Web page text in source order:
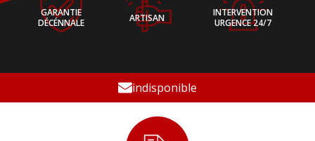
GARANTIE
DÉCÉNNALE
ARTISAN
INTERVENTION
URGENCE 24/7
indisponible